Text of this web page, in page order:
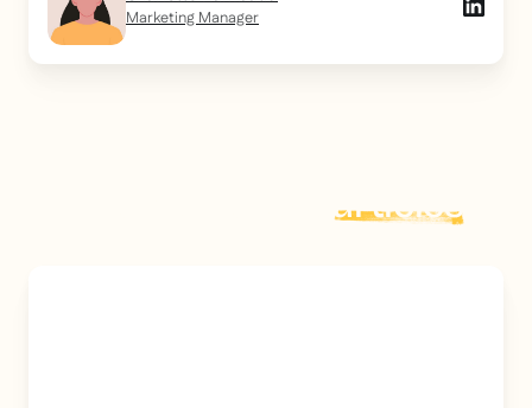
Marketing Manager
articles